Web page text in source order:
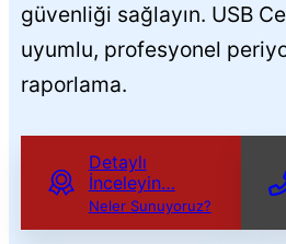
güvenliği sağlayın. USB
uyumlu, profesyonel
raporlama.
Detaylı
İnceleyin…
Neler Sunuyoruz?